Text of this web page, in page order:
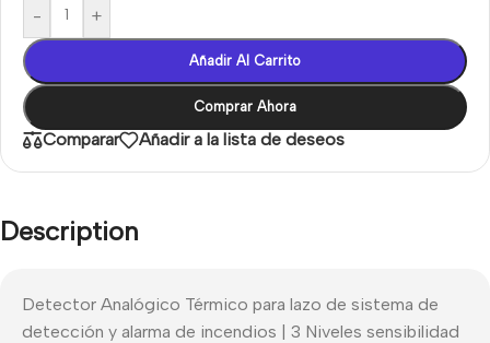
- +
Añadir Al Carrito
Comprar Ahora
Comparar Añadir a la lista de deseos
Description
Detector Analógico Térmico para lazo de sistema de
detección y alarma de incendios | 3 Niveles sensibilidad